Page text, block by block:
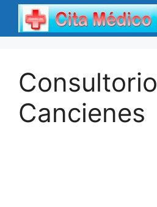
Saltar
contenido
Consultorio
Cancienes